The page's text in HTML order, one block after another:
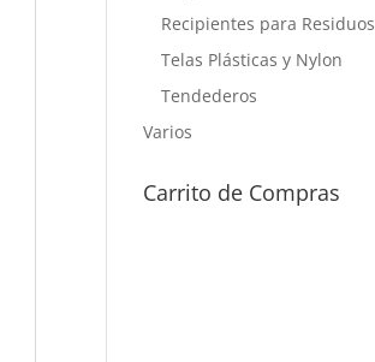
Recipientes para Residuos
Telas Plásticas y Nylon
Tendederos
Varios
Carrito de Compras